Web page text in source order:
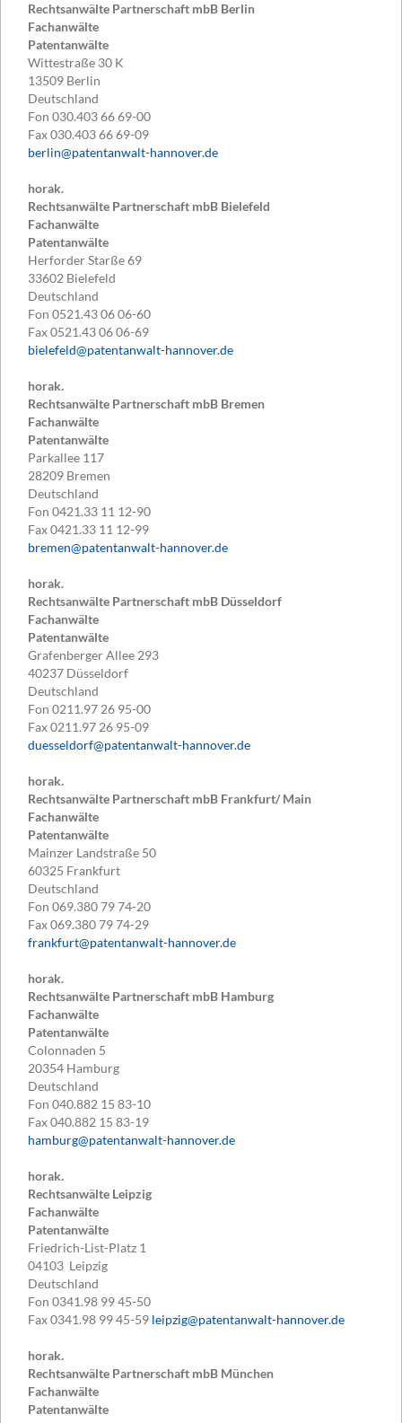
Rechtsanwälte Partnerschaft mbB Berlin
Fachanwälte
Patentanwälte
Wittestraße 30 K
13509 Berlin
Deutschland
Fon 030.403 66 69-00
Fax030.403 66 69-09
berlin@patentanwalt-hannover.de
horak.
Rechtsanwälte Partnerschaft mbB Bielefeld
Fachanwälte
Patentanwälte
Herforder Starße 69
33602 Bielefeld
Deutschland
Fon 0521.43 06 06-60
Fax0521.43 06 06-69
bielefeld@patentanwalt-hannover.de
horak.
Rechtsanwälte Partnerschaft mbB Bremen
Fachanwälte
Patentanwälte
Parkallee 117
28209 Bremen
Deutschland
Fon 0421.33 11 12-90
Fax0421.33 11 12-99
bremen@patentanwalt-hannover.de
horak.
Rechtsanwälte Partnerschaft mbB Düsseldorf
Fachanwälte
Patentanwälte
Grafenberger Allee 293
40237 Düsseldorf
Deutschland
Fon 0211.97 26 95-00
Fax0211.97 26 95-09
duesseldorf@patentanwalt-hannover.de
horak.
Rechtsanwälte Partnerschaft mbB Frankfurt/ Main
Fachanwälte
Patentanwälte
Mainzer Landstraße 50
60325 Frankfurt
Deutschland
Fon 069.380 79 74-20
Fax069.380 79 74-29
frankfurt@patentanwalt-hannover.de
horak.
Rechtsanwälte Partnerschaft mbB Hamburg
Fachanwälte
Patentanwälte
Colonnaden 5
20354 Hamburg
Deutschland
Fon 040.882 15 83-10
Fax040.882 15 83-19
hamburg@patentanwalt-hannover.de
horak.
Rechtsanwälte Leipzig
Fachanwälte
Patentanwälte
Friedrich-List-Platz 1
04103 Leipzig
Deutschland
Fon 0341.98 99 45-50
Fax0341.98 99 45-59 leipzig@patentanwalt-hannover.de
horak.
Rechtsanwälte Partnerschaft mbB München
Fachanwälte
Patentanwälte